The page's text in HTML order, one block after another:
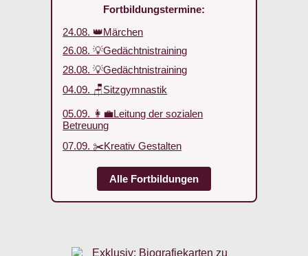
Fortbildungstermine:
24.08. 👑Märchen
26.08. 💡Gedächtnistraining
28.08. 💡Gedächtnistraining
04.09. 🪑Sitzgymnastik
05.09. 👩‍💼Leitung der sozialen
Betreuung
07.09. ✂️Kreativ Gestalten
Alle Fortbildungen